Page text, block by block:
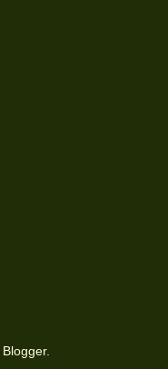
Blogger.